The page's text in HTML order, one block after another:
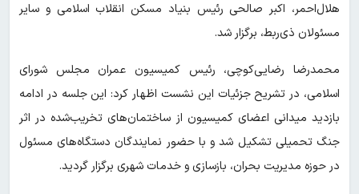
هلال‌احمر، اکبر صالحی رئیس بنیاد مسکن انقلاب اسلامی و سایر
مسئولان ذی‌ربط، برگزار شد.
محمدرضا رضایی‌کوچی، رئیس کمیسیون عمران مجلس شورای
اسلامی، در تشریح جزئیات این نشست اظهار کرد: این جلسه در ادامه
بازدید میدانی اعضای کمیسیون از ساختمان‌های تخریب‌شده در اثر
جنگ تحمیلی تشکیل شد و با حضور نمایندگان دستگاه‌های مسئول
در حوزه مدیریت بحران، بازسازی و خدمات شهری برگزار گردید.